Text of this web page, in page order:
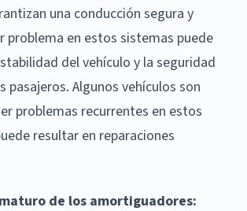
una conducción segura y
problema en estos sistemas puede
del vehículo y la seguridad
pasajeros. Algunos vehículos son
problemas recurrentes en estos
resultar en reparaciones
de los amortiguadores: